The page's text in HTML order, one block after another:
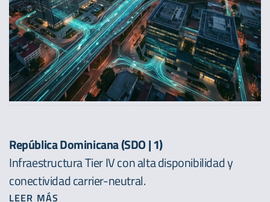
República Dominicana (SDO | 1)
Infraestructura Tier IV con alta disponibilidad y
conectividad carrier-neutral.
LEER MÁS